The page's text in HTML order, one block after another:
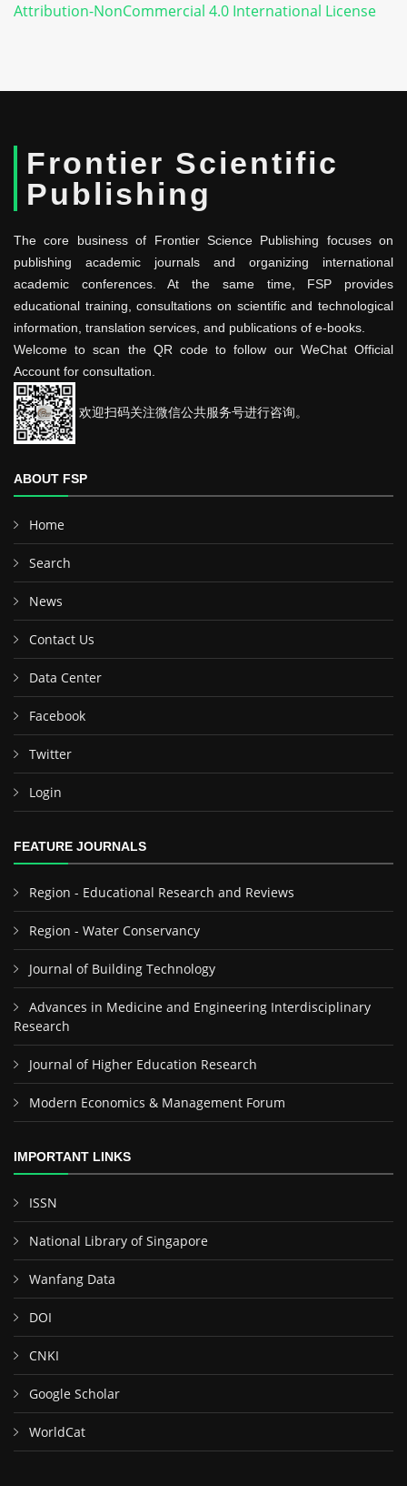
Attribution-NonCommercial 4.0 International License
Frontier Scientific
Publishing
The core business of Frontier Science Publishing focuses on
publishing academic journals and organizing international
academic conferences. At the same time, FSP provides
educational training, consultations on scientific and technological
information, translation services, and publications of e-books.
Welcome to scan the QR code to follow our WeChat Official
Account for consultation.
欢迎扫码关注微信公共服务号进行咨询。
ABOUT FSP
Home
Search
News
Contact Us
Data Center
Facebook
Twitter
Login
FEATURE JOURNALS
Region - Educational Research and Reviews
Region - Water Conservancy
Journal of Building Technology
Advances in Medicine and Engineering Interdisciplinary
Research
Journal of Higher Education Research
Modern Economics & Management Forum
IMPORTANT LINKS
ISSN
National Library of Singapore
Wanfang Data
DOI
CNKI
Google Scholar
WorldCat